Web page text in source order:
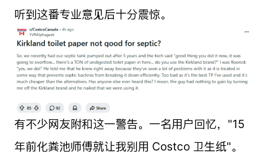
听到这番专业意见后十分震惊。
有不少网友附和这一警告。一名用户回忆，"15
年前化粪池师傅就让我别用 Costco 卫生纸"。